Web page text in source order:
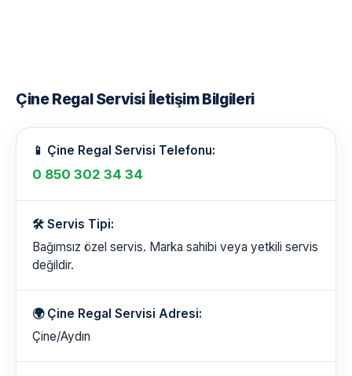
Çine Regal Servisi İletişim Bilgileri
📱 Çine Regal Servisi Telefonu:
0 850 302 34 34
🛠️ Servis Tipi:
Bağımsız özel servis. Marka sahibi veya yetkili servis
değildir.
🌍 Çine Regal Servisi Adresi:
Çine/Aydın